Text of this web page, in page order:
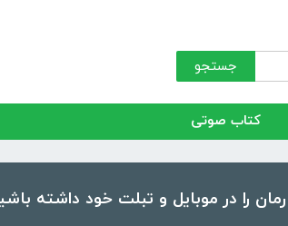
جستجو
کتاب صوتی